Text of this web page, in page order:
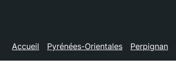
Accueil Pyrénées-Orientales Perpignan